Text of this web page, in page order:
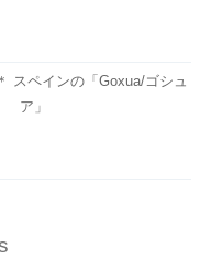
スペインの「Goxua/ゴシュ
ア」